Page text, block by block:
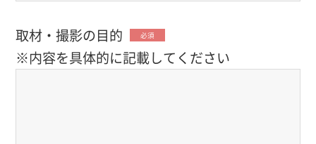
取材・撮影の目的 必須
※内容を具体的に記載してください